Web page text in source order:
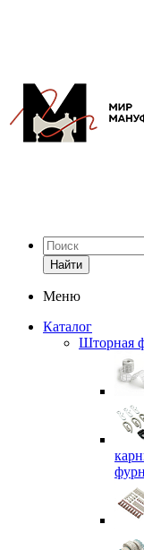
Найти
Меню
Каталог
Шторная